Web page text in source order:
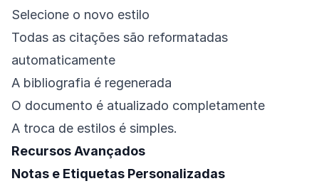
Selecione o novo estilo
Todas as citações são reformatadas
automaticamente
A bibliografia é regenerada
O documento é atualizado completamente
A troca de estilos é simples.
Recursos Avançados
Notas e Etiquetas Personalizadas